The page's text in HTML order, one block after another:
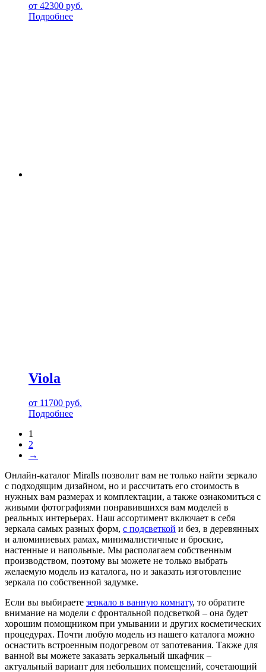
от 42300 руб.
Подробнее
Viola
от 11700 руб.
Подробнее
1
2
→
Онлайн-каталог Miralls позволит вам не только найти зеркало
с подходящим дизайном, но и рассчитать его стоимость в
нужных вам размерах и комплектации, а также ознакомиться с
живыми фотографиями понравившихся вам моделей в
реальных интерьерах. Наш ассортимент включает в себя
зеркала самых разных форм, с подсветкой и без, в деревянных
и алюминиевых рамах, минималистичные и броские,
настенные и напольные. Мы располагаем собственным
производством, поэтому вы можете не только выбрать
желаемую модель из каталога, но и заказать изготовление
зеркала по собственной задумке.
Если вы выбираете зеркало в ванную комнату, то обратите
внимание на модели с фронтальной подсветкой – она будет
хорошим помощником при умывании и других косметических
процедурах. Почти любую модель из нашего каталога можно
оснастить встроенным подогревом от запотевания. Также для
ванной вы можете заказать зеркальный шкафчик –
актуальный вариант для небольших помещений, сочетающий